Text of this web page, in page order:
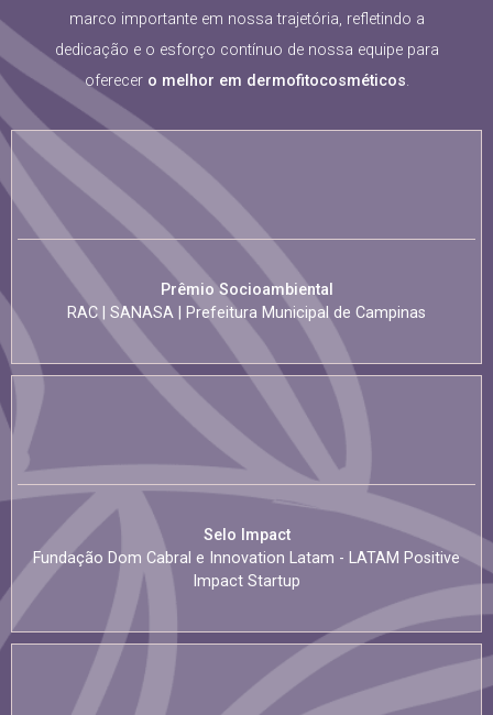
marco importante em nossa trajetória, refletindo a
dedicação e o esforço contínuo de nossa equipe para
oferecer o melhor em dermofitocosméticos.
Prêmio Socioambiental
RAC | SANASA | Prefeitura Municipal de Campinas
Selo lmpact
Fundação Dom Cabral e Innovation Latam - LATAM Positive
Impact Startup